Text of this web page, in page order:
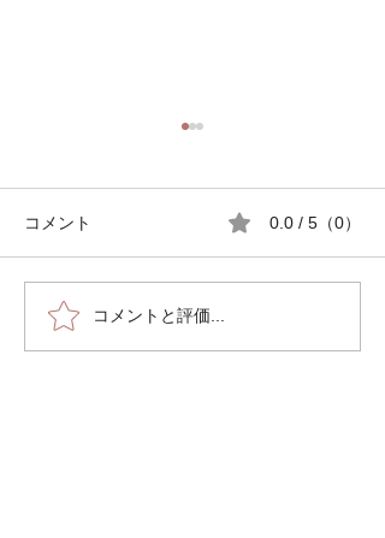
第38回症例検討会を開催
しました
コメント 0.0 / 5（0）
コメントと評価...